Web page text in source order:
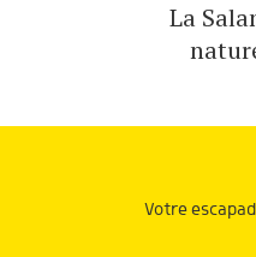
La
Votre